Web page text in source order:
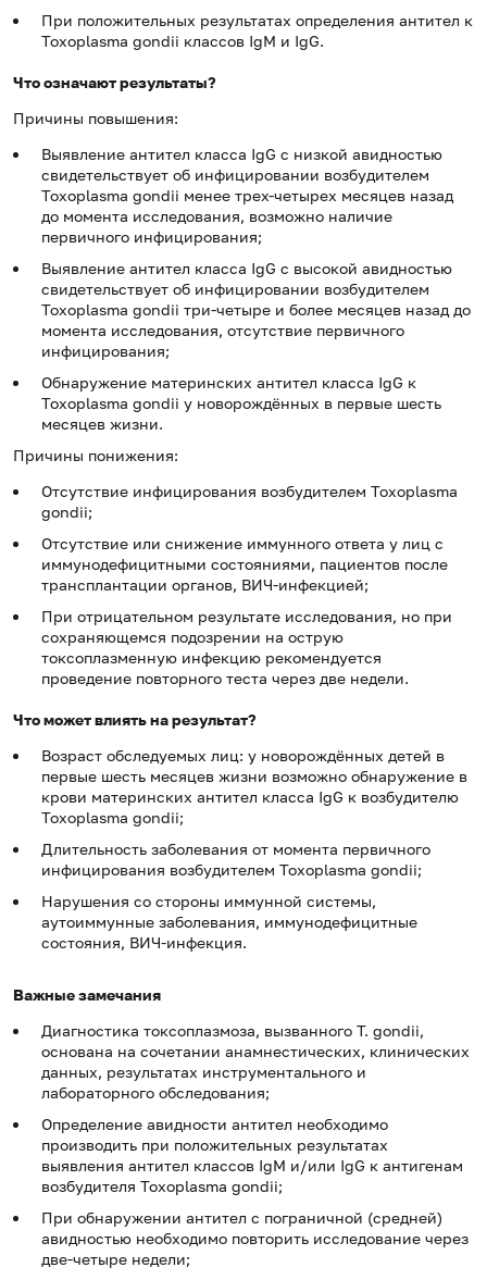
При положительных результатах определения антител к
Toxoplasma gondii классов IgM и IgG.
Что означают результаты?
Причины повышения:
Выявление антител класса IgG с низкой авидностью
свидетельствует об инфицировании возбудителем
Toxoplasma gondii менее трех-четырех месяцев назад
до момента исследования, возможно наличие
первичного инфицирования;
Выявление антител класса IgG с высокой авидностью
свидетельствует об инфицировании возбудителем
Toxoplasma gondii три-четыре и более месяцев назад до
момента исследования, отсутствие первичного
инфицирования;
Обнаружение материнских антител класса IgG к
Toxoplasma gondii у новорождённых в первые шесть
месяцев жизни.
Причины понижения:
Отсутствие инфицирования возбудителем Toxoplasma
gondii;
Отсутствие или снижение иммунного ответа у лиц с
иммунодефицитными состояниями, пациентов после
трансплантации органов, ВИЧ-инфекцией;
При отрицательном результате исследования, но при
сохраняющемся подозрении на острую
токсоплазменную инфекцию рекомендуется
проведение повторного теста через две недели.
Что может влиять на результат?
Возраст обследуемых лиц: у новорождённых детей в
первые шесть месяцев жизни возможно обнаружение в
крови материнских антител класса IgG к возбудителю
Toxoplasma gondii;
Длительность заболевания от момента первичного
инфицирования возбудителем Toxoplasma gondii;
Нарушения со стороны иммунной системы,
аутоиммунные заболевания, иммунодефицитные
состояния, ВИЧ-инфекция.
Важные замечания
Диагностика токсоплазмоза, вызванного T. gondii,
основана на сочетании анамнестических, клинических
данных, результатах инструментального и
лабораторного обследования;
Определение авидности антител необходимо
производить при положительных результатах
выявления антител классов IgM и/или IgG к антигенам
возбудителя Toxoplasma gondii;
При обнаружении антител с пограничной (средней)
авидностью необходимо повторить исследование через
две-четыре недели;